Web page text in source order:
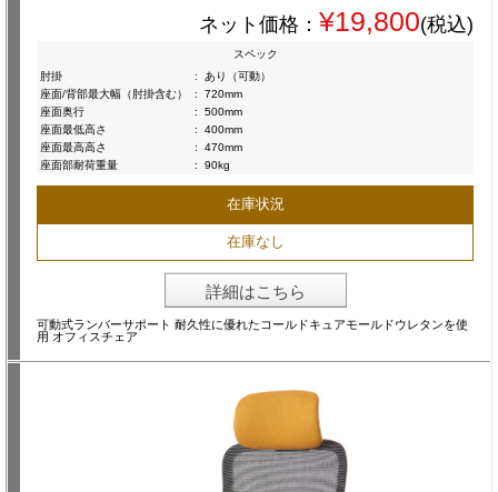
ネット価格： ¥19,800(税込)
スペック
肘掛
:
あり（可動）
座面/背部最大幅（肘掛含む）
:
720mm
座面奥行
:
500mm
座面最低高さ
:
400mm
座面最高高さ
:
470mm
座面部耐荷重量
: 90kg
在庫状況
在庫なし
詳細はこちら
可動式ランバーサポート 耐久性に優れたコールドキュアモールドウレタンを使
用 オフィスチェア